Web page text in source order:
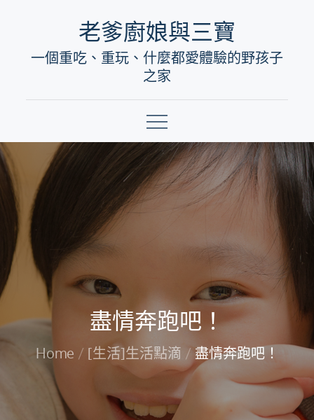
content
老爹廚娘與三寶
一個重吃、重玩、什麼都愛體驗的野孩子
之家
盡情奔跑吧！
Home [生活]生活點滴 盡情奔跑吧！